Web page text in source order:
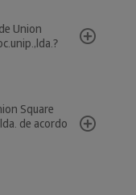
Union
Square
de acordo